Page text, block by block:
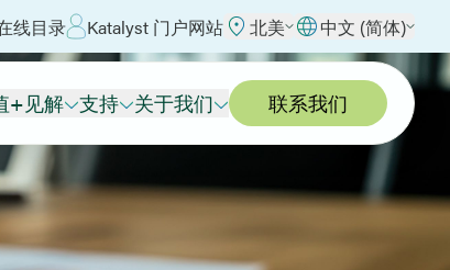
线目录 Katalyst 门户网站 北美 中文 (简体)
+见解 支持 关于我们 联系我们